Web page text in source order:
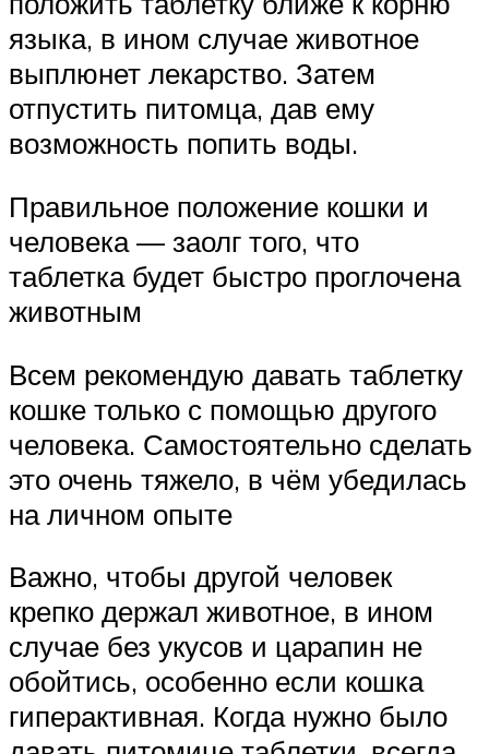
языка, в ином случае животное
выплюнет лекарство. Затем
отпустить питомца, дав ему
возможность попить воды.
Правильное положение кошки и
человека — заолг того, что
таблетка будет быстро проглочена
животным
Всем рекомендую давать таблетку
кошке только с помощью другого
человека. Самостоятельно сделать
это очень тяжело, в чём убедилась
на личном опыте
Важно, чтобы другой человек
крепко держал животное, в ином
случае без укусов и царапин не
обойтись, особенно если кошка
гиперактивная. Когда нужно было